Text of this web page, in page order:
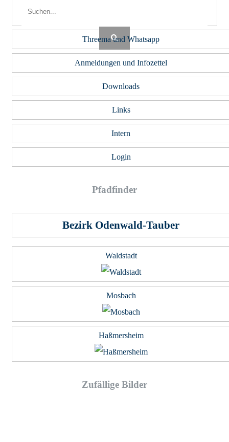
Threema und Whatsapp
Anmeldungen und Infozettel
Downloads
Links
Intern
Login
Pfad­fin­der
Bezirk Odenwald-Tauber
Waldstadt
Mosbach
Haßmersheim
Zufällige Bilder